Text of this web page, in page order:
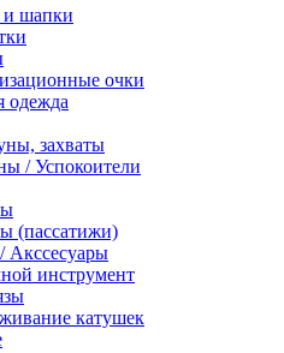
и шапки
очки
одежда
захваты
/ Успокоители
(пассатижи)
инструмент
катушек